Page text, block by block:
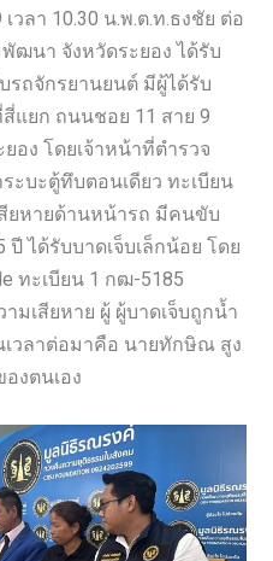
ลา 10.30 น.พ.ต.ท.ธงชัย ต่อ
ฒนา จังหวัดระยอง ได้รับ
รถจักรยานยนต์ มีผู้ได้รับ
สี่แยก ถนนชอย 11 สาย 9
อง โดยเจ้าหน้าที่ตำรวจ
ะบะตู้ทึบตอนเดียว ทะเบียน
ยหายด้านหน้ารถ มีคนขับ
ได้รับบาดเจ็บเล็กน้อย โดย
ทะเบียน 1 กฒ-5185
มเสียหาย ผู้ ผู้บาดเจ็บถูกน้ำ
เวลาต่อมาคือ นายทักษิณ สูง
งตนเอง